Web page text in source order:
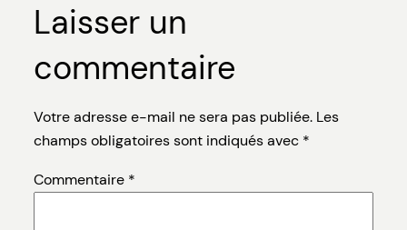
Laisser un
commentaire
Votre adresse e-mail ne sera pas publiée. Les
champs obligatoires sont indiqués avec *
Commentaire *